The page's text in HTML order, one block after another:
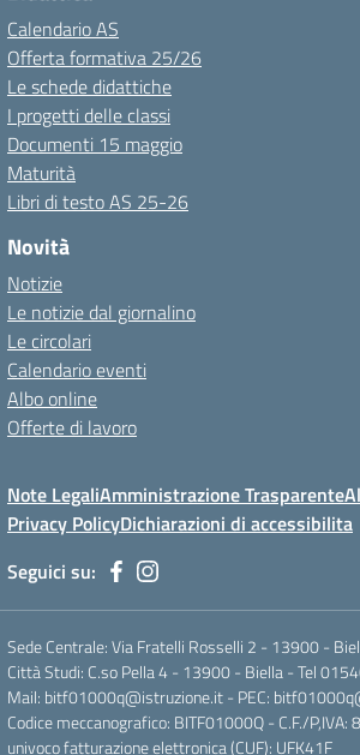
Calendario AS
Offerta formativa 25/26
Le schede didattiche
I progetti delle classi
Documenti 15 maggio
Maturità
Libri di testo AS 25-26
Novità
Notizie
Le notizie dal giornalino
Le circolari
Calendario eventi
Albo online
Offerte di lavoro
Note LegaliAmministrazione Trasparente
Privacy PolicyDichiarazioni di accessibilita
Seguici su:
Sede Centrale: Via Fratelli Rosselli 2 - 13900 -
Città Studi: C.so Pella 4 - 13900 - Biella - Tel
Mail: bitf01000q@istruzione.it- PEC:
Codice meccanografico: BITF01000Q - C.F./
univoco fatturazione elettronica (CUF): UFK41F